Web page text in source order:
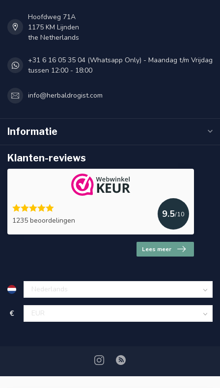
Hoofdweg 71A
1175 KM Lijnden
the Netherlands
+31 6 16 05 35 04 (Whatsapp Only) - Maandag t/m Vrijdag
tussen 12:00 - 18:00
info@herbaldrogist.com
Informatie
Klanten-reviews
1235 beoordelingen
9.5/10
Lees meer
€